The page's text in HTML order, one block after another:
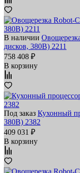
В наличии
дисков, 380В) 2211
758 408 ₽
В корзину
Под заказ Кухонный
380В) 2382
409 031 ₽
В корзину